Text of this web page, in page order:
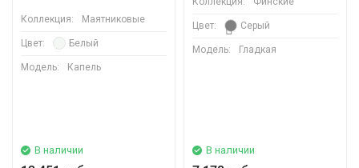
Коллекция: Маятниковые
Цвет: Белый
Модель: Капель
В наличии
Цвет: Серый
Модель: Гладкая
В наличии